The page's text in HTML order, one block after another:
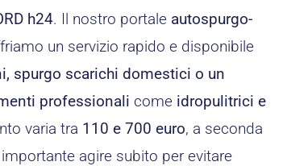
h24. Il nostro portale autospurgo-
un servizio rapido e disponibile
spurgo scarichi domestici o un
professionali come idropulitrici e
varia tra 110 e 700 euro, a seconda
agire subito per evitare